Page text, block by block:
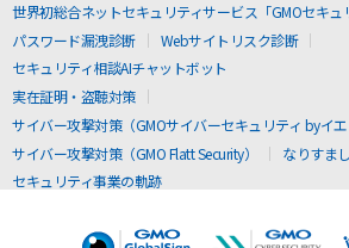
世界初総合ネットセキュリティサービス「GMOセキュ
パスワード漏洩診断
Webサイトリスク診断
セキュリティ相談AIチャットボット
実在証明・盗聴対策
サイバー攻撃対策（GMOサイバーセキュリティ byイエ
サイバー攻撃対策（GMO Flatt Security）
なりすま
セキュリティ事業の軌跡